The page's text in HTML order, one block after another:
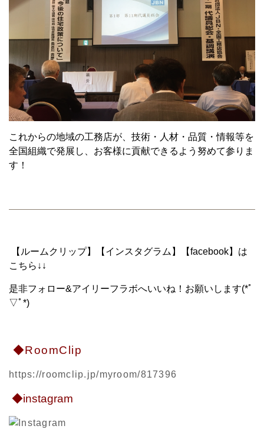
これからの地域の工務店が、技術・人材・品質・情報等を
全国組織で発展し、お客様に貢献できるよう努めて参りま
す！
【ルームクリップ】【インスタグラム】【facebook】は
こちら↓↓
是非フォロー&アイリーフラボへいいね！お願いします(*ﾟ
▽ﾟ*)
◆RoomClip
https://roomclip.jp/myroom/817396
◆instagram